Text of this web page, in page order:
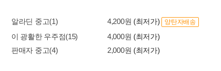
알라딘 중고(1) 4,200원 (최저가) 양탄자배송
이 광활한 우주점(15) 4,000원 (최저가)
판매자 중고(4)
2,000원 (최저가)